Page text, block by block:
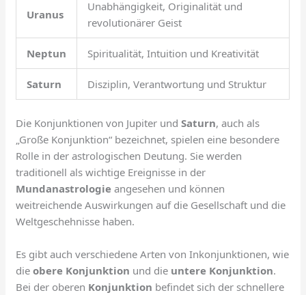
Uranus
Unabhängigkeit, Originalität und
revolutionärer Geist
Neptun Spiritualität, Intuition und Kreativität
Saturn Disziplin, Verantwortung und Struktur
Die Konjunktionen von Jupiter undSaturn, auch als
„Große Konjunktion“ bezeichnet, spielen eine besondere
Rolle in der astrologischen Deutung. Sie werden
traditionell als wichtige Ereignisse in der
Mundanastrologie angesehen und können
weitreichende Auswirkungen auf die Gesellschaft und die
Weltgeschehnisse haben.
Es gibt auch verschiedene Arten von Inkonjunktionen, wie
dieobere Konjunktion und die untere Konjunktion.
Bei der oberen Konjunktion befindet sich der schnellere